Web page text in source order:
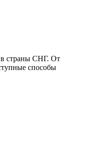
в страны СНГ. От
способы